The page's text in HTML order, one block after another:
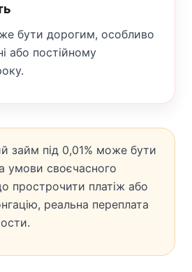
бути дорогим, особливо
або постійному
займ під 0,01% може бути
умови своєчасного
прострочити платіж або
реальна переплата